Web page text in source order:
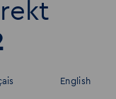
English